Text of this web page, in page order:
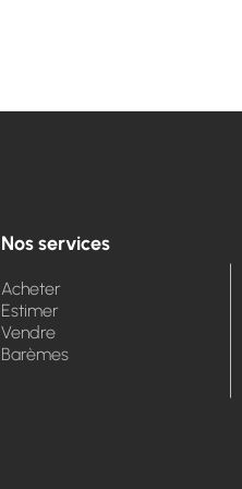
Nos services
Acheter
Estimer
Vendre
Barèmes